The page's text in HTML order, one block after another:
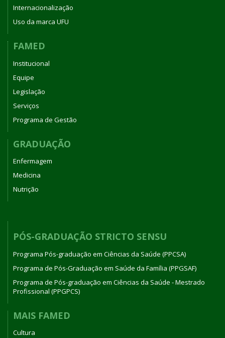
Internacionalização
Uso da marca UFU
FAMED
Institucional
Equipe
Legislação
Serviços
Programa de Gestão
GRADUAÇÃO
Enfermagem
Medicina
Nutrição
PÓS-GRADUAÇÃO STRICTO SENSU
Programa Pós-graduação em Ciências da Saúde (PPCSA)
Programa de Pós-Graduação em Saúde da Família (PPGSAF)
Programa de Pós-graduação em Ciências da Saúde - Mestrado
Profissional (PPGPCS)
MAIS FAMED
Cultura